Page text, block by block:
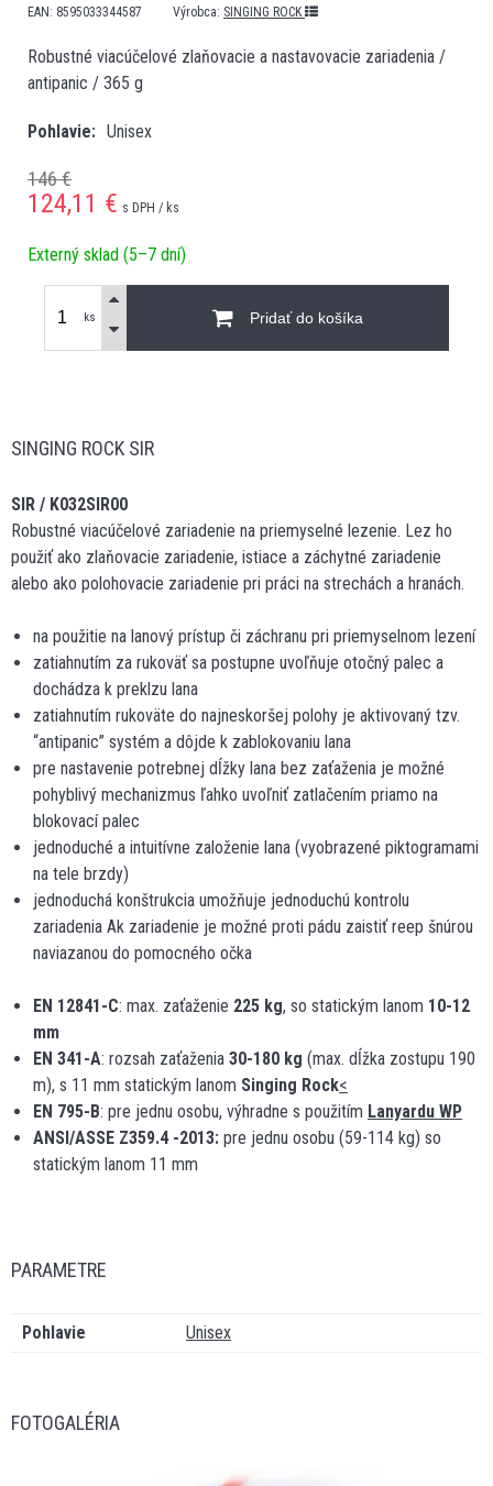
EAN: 8595033344587 Výrobca: SINGING ROCK
Robustné viacúčelové zlaňovacie a nastavovacie zariadenia /
antipanic / 365 g
Pohlavie Unisex
146 €
124,11 € s DPH / ks
Externý sklad (5–7 dní)
ks Pridať do košíka
SINGING ROCK SIR
SIR / K032SIR00
Robustné viacúčelové zariadenie na priemyselné lezenie. Lez ho
použiť ako zlaňovacie zariadenie, istiace a záchytné zariadenie
alebo ako polohovacie zariadenie pri práci na strechách a hranách.
na použitie na lanový prístup či záchranu pri priemyselnom lezení
zatiahnutím za rukoväť sa postupne uvoľňuje otočný palec a
dochádza k preklzu lana
zatiahnutím rukoväte do najneskoršej polohy je aktivovaný tzv.
“antipanic” systém a dôjde k zablokovaniu lana
pre nastavenie potrebnej dĺžky lana bez zaťaženia je možné
pohyblivý mechanizmus ľahko uvoľniť zatlačením priamo na
blokovací palec
jednoduché a intuitívne založenie lana (vyobrazené piktogramami
na tele brzdy)
jednoduchá konštrukcia umožňuje jednoduchú kontrolu
zariadenia Ak zariadenie je možné proti pádu zaistiť reep šnúrou
naviazanou do pomocného očka
EN 12841-C: max. zaťaženie 225 kg, so statickým lanom 10-12
mm
EN 341-A: rozsah zaťaženia 30-180 kg (max. dĺžka zostupu 190
m), s 11 mm statickým lanom Singing Rock<
EN 795-B: pre jednu osobu, výhradne s použitím Lanyardu WP
ANSI/ASSE Z359.4 -2013: pre jednu osobu (59-114 kg) so
statickým lanom 11 mm
PARAMETRE
Pohlavie Unisex
FOTOGALÉRIA